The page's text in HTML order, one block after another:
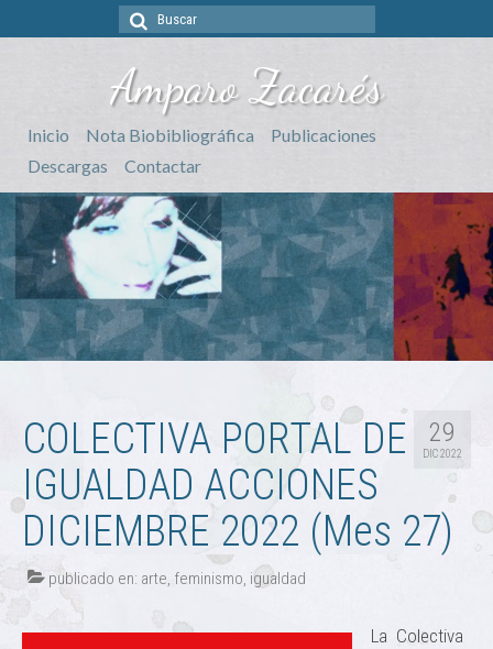
Buscar
Amparo Zacarés
Inicio Nota Biobibliográfica
Publicaciones
Descargas
Contactar
29
DIC 2022
COLECTIVA PORTAL DE
IGUALDAD ACCIONES
DICIEMBRE 2022 (Mes 27)
publicado en: arte, feminismo, igualdad
La Colectiva